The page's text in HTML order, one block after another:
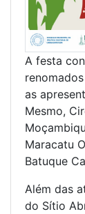
A festa
as
Mesmo,
Maracatu
Batuque
Além das
do Sítio